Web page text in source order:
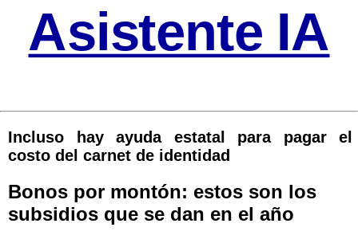
Asistente IA
Incluso hay ayuda estatal para pagar el
costo del carnet de identidad
Bonos por montón: estos son los
subsidios que se dan en el año